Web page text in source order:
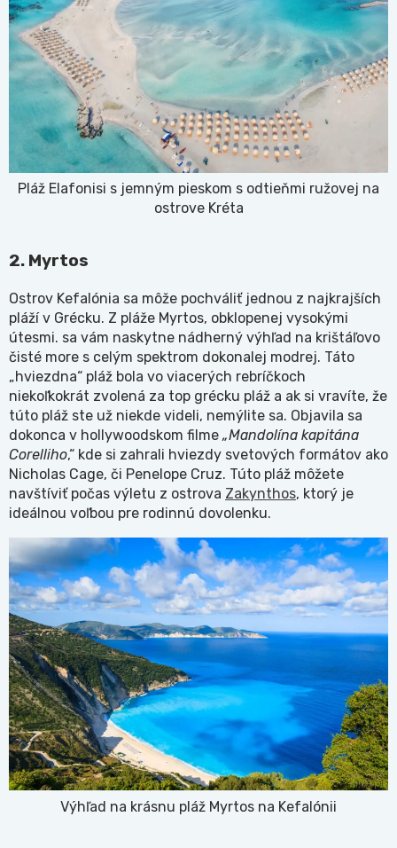
Pláž Elafonisi s jemným pieskom s odtieňmi ružovej na
ostrove Kréta
2. Myrtos
Ostrov Kefalónia sa môže pochváliť jednou z najkrajších
pláží v Grécku. Z pláže Myrtos, obklopenej vysokými
útesmi. sa vám naskytne nádherný výhľad na krištáľovo
čisté more s celým spektrom dokonalej modrej. Táto
„hviezdna“ pláž bola vo viacerých rebríčkoch
niekoľkokrát zvolená za top grécku pláž a ak si vravíte, že
túto pláž ste už niekde videli, nemýlite sa. Objavila sa
dokonca v hollywoodskom filme „Mandolína kapitána
Corelliho,“ kde si zahrali hviezdy svetových formátov ako
Nicholas Cage, či Penelope Cruz. Túto pláž môžete
navštíviť počas výletu z ostrova Zakynthos, ktorý je
ideálnou voľbou pre rodinnú dovolenku.
Výhľad na krásnu pláž Myrtos na Kefalónii